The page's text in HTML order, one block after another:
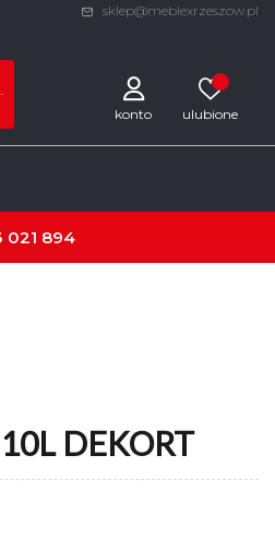
sklep@meblexrzeszow.pl
konto
021 894
DEKORT